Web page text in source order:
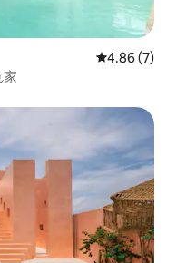
レビュー7
4.86 (7)
家